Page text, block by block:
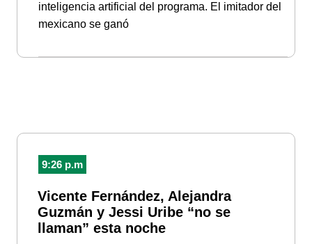
inteligencia artificial del programa. El imitador del
mexicano se ganó
9:26 p.m
Vicente Fernández, Alejandra
Guzmán y Jessi Uribe “no se
llaman” esta noche